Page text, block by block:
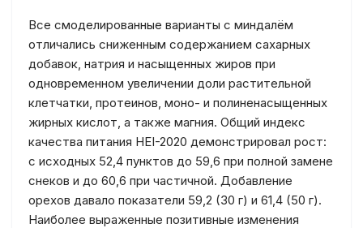
Все смоделированные варианты с миндалём
отличались сниженным содержанием сахарных
добавок, натрия и насыщенных жиров при
одновременном увеличении доли растительной
клетчатки, протеинов, моно- и полиненасыщенных
жирных кислот, а также магния. Общий индекс
качества питания HEI-2020 демонстрировал рост:
с исходных 52,4 пунктов до 59,6 при полной замене
снеков и до 60,6 при частичной. Добавление
орехов давало показатели 59,2 (30 г) и 61,4 (50 г).
Наиболее выраженные позитивные изменения